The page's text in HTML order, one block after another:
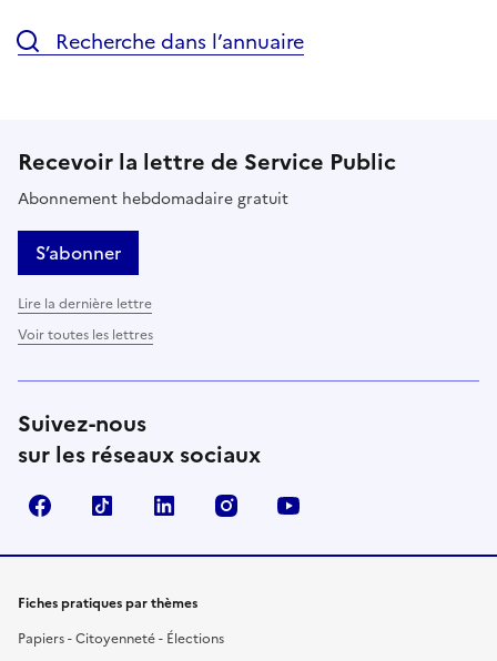
Recherche dans l’annuaire
Recevoir la lettre de Service Public
Abonnement hebdomadaire gratuit
S’abonner
Lire la dernière lettre
Voir toutes les lettres
Suivez-nous
sur les réseaux sociaux
FacebookTikTok LinkedIn Instagram
Fiches pratiques par thèmes
Papiers - Citoyenneté - Élections